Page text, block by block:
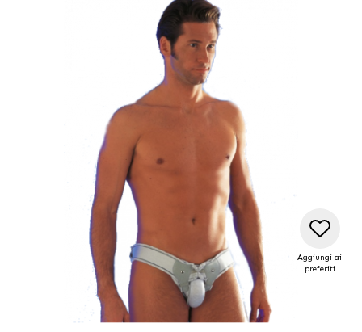
Aggiungi ai
preferiti